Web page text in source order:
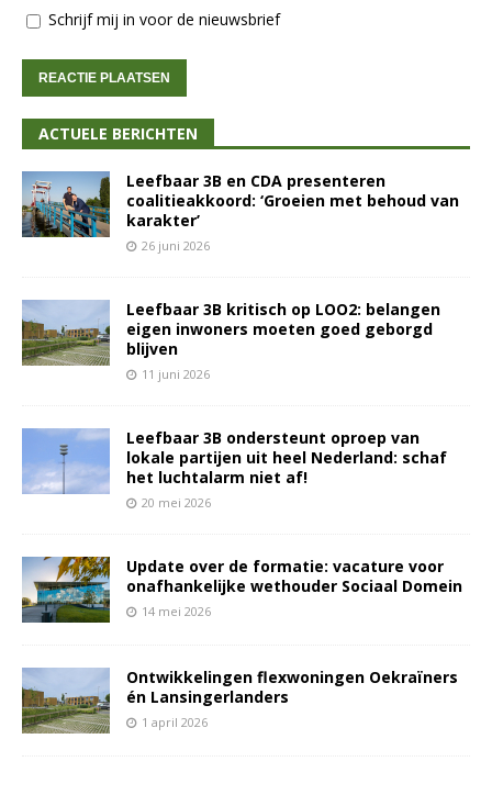
Schrijf mij in voor de nieuwsbrief
ACTUELE BERICHTEN
Leefbaar 3B en CDA presenteren
coalitieakkoord: ‘Groeien met behoud van
karakter’
26 juni 2026
Leefbaar 3B kritisch op LOO2: belangen
eigen inwoners moeten goed geborgd
blijven
11 juni 2026
Leefbaar 3B ondersteunt oproep van
lokale partijen uit heel Nederland: schaf
het luchtalarm niet af!
20 mei 2026
Update over de formatie: vacature voor
onafhankelijke wethouder Sociaal Domein
14 mei 2026
Ontwikkelingen flexwoningen Oekraïners
én Lansingerlanders
1 april 2026